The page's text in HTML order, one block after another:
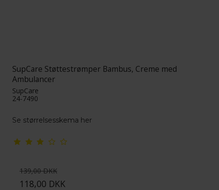
SupCare Støttestrømper Bambus, Creme med
Ambulancer
SupCare
24-7490
Se størrelsesskema her
139,00 DKK
118,00 DKK